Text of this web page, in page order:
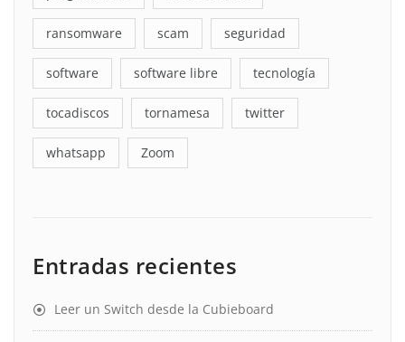
ransomware scam seguridad
software software libre tecnología
tocadiscos tornamesa twitter
whatsapp Zoom
Entradas recientes
Leer un Switch desde la Cubieboard